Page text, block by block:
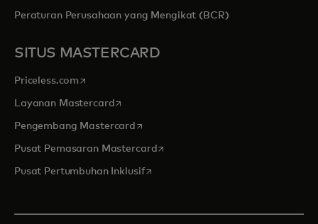
Peraturan Perusahaan yang Mengikat (BCR)
SITUS MASTERCARD
Priceless.com opens in a new tab
Layanan Mastercardopens in a new tab
Pengembang Mastercard opens in a new tab
Pusat Pemasaran Mastercardopens in a new tab
Pusat Pertumbuhan Inklusifopens in a new tab